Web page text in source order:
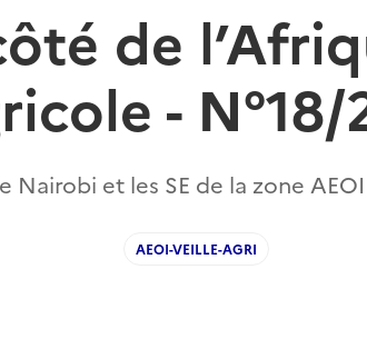
de
- N°18/
Nairobi et les SE de la zone
AEOI-VEILLE-AGRI